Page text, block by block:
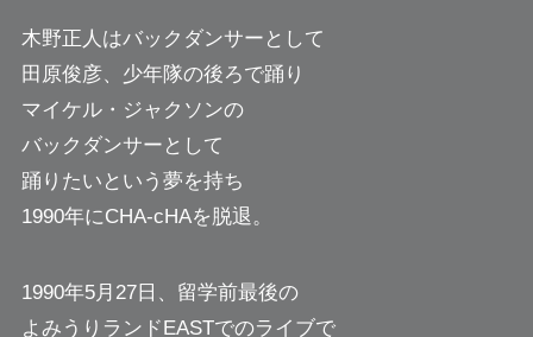
木野正人はバックダンサーとして
田原俊彦、少年隊の後ろで踊り
マイケル・ジャクソンの
バックダンサーとして
踊りたいという夢を持ち
1990年にCHA-cHAを脱退。
1990年5月27日、留学前最後の
よみうりランドEASTでのライブで